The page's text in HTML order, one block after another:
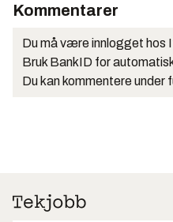
Kommentarer
Du må være innlogget hos
Bruk BankID for
Du kan kommentere under